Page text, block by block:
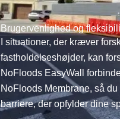
Brugervenlighed og
I situationer, der kræver
fastholdelseshøjder, kan
NoFloods EasyWall
NoFloods Membrane, så
barriere, der opfylder dine